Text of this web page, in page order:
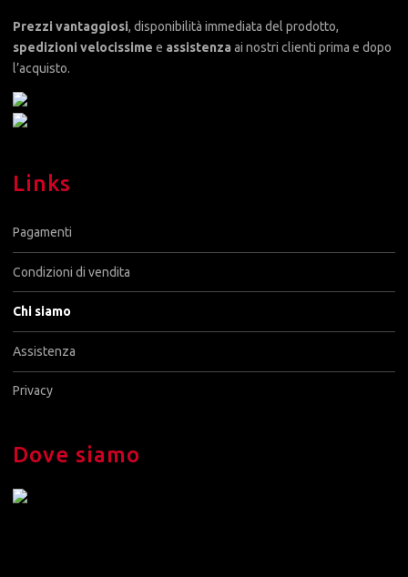
Prezzi vantaggiosi, disponibilità immediata del prodotto,
spedizioni velocissime e assistenza ai nostri clienti prima e dopo
l’acquisto.
Links
Pagamenti
Condizioni di vendita
Chi siamo
Assistenza
Privacy
Dove siamo